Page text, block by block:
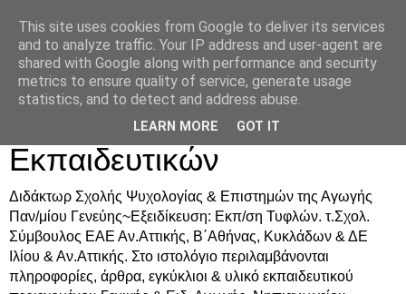
Δρ. Ράνια Χιουρέα-
Συμβουλευτική &
Υποστήριξη Γονέων &
Εκπαιδευτικών
Διδάκτωρ Σχολής Ψυχολογίας & Επιστημών της Αγωγής
Παν/μίου Γενεύης~Εξειδίκευση: Εκπ/ση Τυφλών. τ.Σχολ.
Σύμβουλος ΕΑΕ Αν.Αττικής, Β΄Αθήνας, Κυκλάδων & ΔΕ
Ιλίου & Αν.Αττικής. Στο ιστολόγιο περιλαμβάνονται
πληροφορίες, άρθρα, εγκύκλιοι & υλικό εκπαιδευτικού
This site uses cookies from Google to deliver its services
and to analyze traffic. Your IP address and user-agent are
shared with Google along with performance and security
metrics to ensure quality of service, generate usage
statistics, and to detect and address abuse.
LEARN MORE GOT IT